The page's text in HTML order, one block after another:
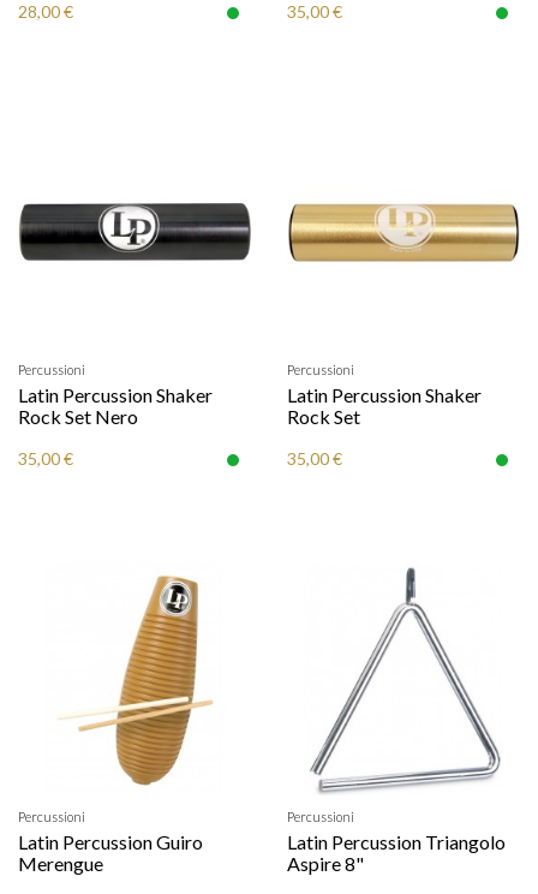
28,00 € 35,00 €
Percussioni
Latin Percussion Shaker
Rock Set Nero
35,00 €
Percussioni
Latin Percussion Shaker
Rock Set
35,00 €
Percussioni
Latin Percussion Guiro
Merengue
Percussioni
Latin Percussion Triangolo
Aspire 8"